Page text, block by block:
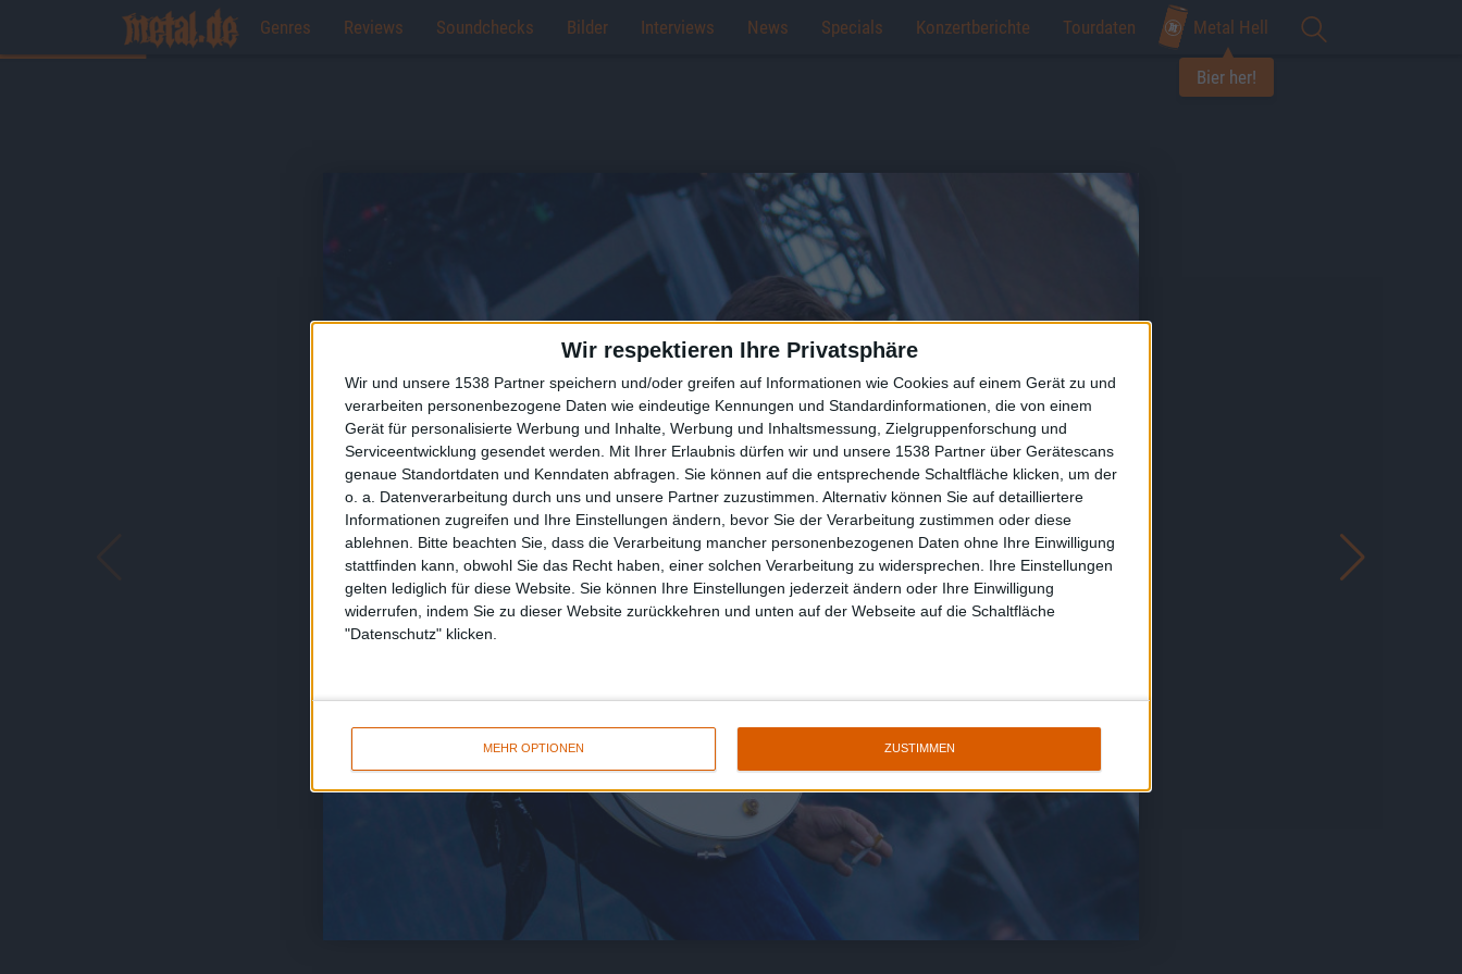
Wir respektieren Ihre Privatsphäre
Wir und unsere 1538 Partner speichern und/oder greifen auf Informationen wie Cookies auf einem Gerät zu und
verarbeiten personenbezogene Daten wie eindeutige Kennungen und Standardinformationen, die von einem
Gerät für personalisierte Werbung und Inhalte, Werbung und Inhaltsmessung, Zielgruppenforschung und
Serviceentwicklung gesendet werden. Mit Ihrer Erlaubnis dürfen wir und unsere 1538 Partner über Gerätescans
genaue Standortdaten und Kenndaten abfragen. Sie können auf die entsprechende Schaltfläche klicken, um der
o. a. Datenverarbeitung durch uns und unsere Partner zuzustimmen. Alternativ können Sie auf detailliertere
Informationen zugreifen und Ihre Einstellungen ändern, bevor Sie der Verarbeitung zustimmen oder diese
ablehnen. Bitte beachten Sie, dass die Verarbeitung mancher personenbezogenen Daten ohne Ihre Einwilligung
stattfinden kann, obwohl Sie das Recht haben, einer solchen Verarbeitung zu widersprechen. Ihre Einstellungen
gelten lediglich für diese Website. Sie können Ihre Einstellungen jederzeit ändern oder Ihre Einwilligung
widerrufen, indem Sie zu dieser Website zurückkehren und unten auf der Webseite auf die Schaltfläche
"Datenschutz" klicken.
MEHR OPTIONEN ZUSTIMMEN
Genres Reviews Soundchecks Bilder Interviews News Specials Konzertberichte Tourdaten Metal Hell
Bier her!